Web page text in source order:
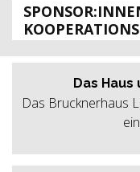
Das
Das Brucknerhaus